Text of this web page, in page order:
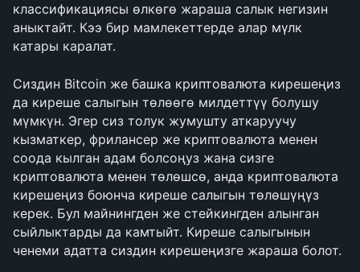
классификациясы өлкөгө жараша салык негизин
аныктайт. Кээ бир мамлекеттерде алар мүлк
катары каралат.
Сиздин Bitcoin же башка криптовалюта кирешеңиз
да киреше салыгын төлөөгө милдеттүү болушу
мүмкүн. Эгер сиз толук жумушту аткаруучу
кызматкер, фрилансер же криптовалюта менен
соода кылган адам болсоңуз жана сизге
криптовалюта менен төлөшсө, анда криптовалюта
кирешеңиз боюнча киреше салыгын төлөшүңүз
керек. Бул майнингден же стейкингден алынган
сыйлыктарды да камтыйт. Киреше салыгынын
ченеми адатта сиздин кирешеңизге жараша болот.